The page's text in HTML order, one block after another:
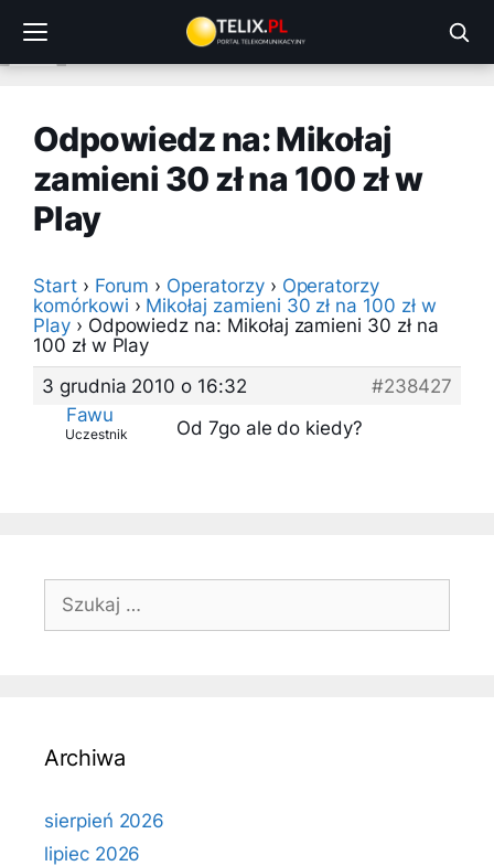
treści
Odpowiedz na: Mikołaj
zamieni 30 zł na 100 zł w
Play
Start › Forum › Operatorzy › Operatorzy
komórkowi › Mikołaj zamieni 30 zł na 100 zł w
Play › Odpowiedz na: Mikołaj zamieni 30 zł na
100 zł w Play
3 grudnia 2010 o 16:32
#238427
Fawu
Uczestnik Od 7go ale do kiedy?
Szukaj:
Archiwa
sierpień 2026
lipiec 2026